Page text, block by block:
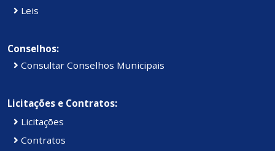
Leis
Conselhos:
Consultar Conselhos Municipais
Licitações e Contratos:
Licitações
Contratos